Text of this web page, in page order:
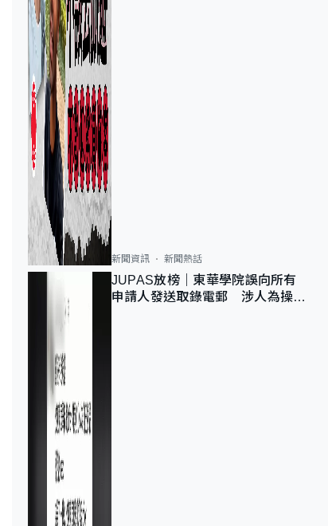
新聞資訊 新聞熱話
JUPAS放榜｜東華學院誤向所有
申請人發送取錄電郵 涉人為操作